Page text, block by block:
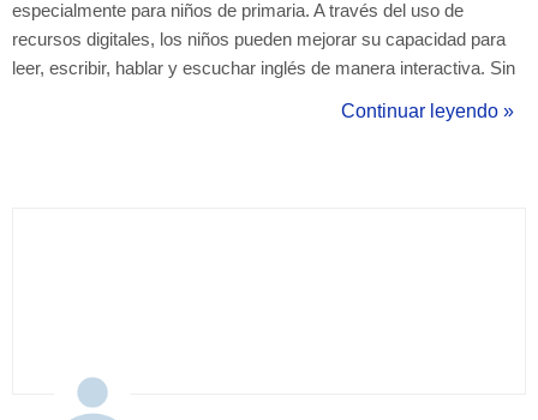
especialmente para niños de primaria. A través del uso de
recursos digitales, los niños pueden mejorar su capacidad para
leer, escribir, hablar y escuchar inglés de manera interactiva. Sin
desafío para los profesores debido a las distracciones que
Continuar leyendo »